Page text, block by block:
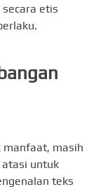
etis
manfaat, masih
atasi untuk
teks